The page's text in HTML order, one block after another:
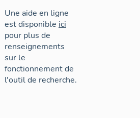
Une aide en ligne
est disponible ici
pour plus de
renseignements
sur le
fonctionnement de
l'outil de recherche.